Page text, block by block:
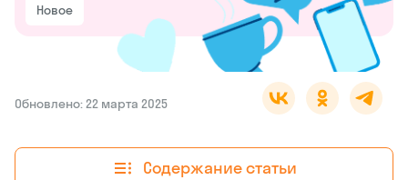
Новое
Обновлено: 22 марта 2025
Содержание статьи